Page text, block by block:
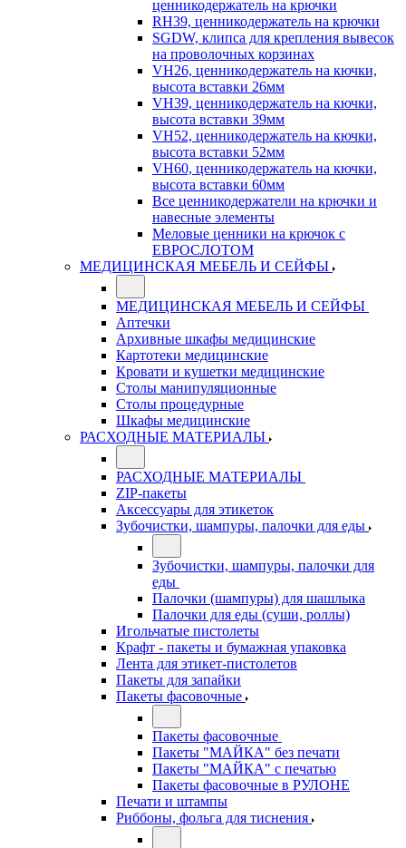
ценникодержатель на крючки
RH39, ценникодержатель на крючки
SGDW, клипса для крепления вывесок
на проволочных корзинах
VH26, ценникодержатель на кючки,
высота вставки 26мм
VH39, ценникодержатель на кючки,
высота вставки 39мм
VH52, ценникодержатель на кючки,
высота вставки 52мм
VH60, ценникодержатель на кючки,
высота вставки 60мм
Все ценникодержатели на крючки и
навесные элементы
Меловые ценники на крючок с
ЕВРОСЛОТОМ
МЕДИЦИНСКАЯ МЕБЕЛЬ И СЕЙФЫ
МЕДИЦИНСКАЯ МЕБЕЛЬ И СЕЙФЫ
Аптечки
Архивные шкафы медицинские
Картотеки медицинские
Кровати и кушетки медицинские
Столы манипуляционные
Столы процедурные
Шкафы медицинские
РАСХОДНЫЕ МАТЕРИАЛЫ
РАСХОДНЫЕ МАТЕРИАЛЫ
ZIP-пакеты
Аксессуары для этикеток
Зубочистки, шампуры, палочки для еды
Зубочистки, шампуры, палочки для
еды
Палочки (шампуры) для шашлыка
Палочки для еды (суши, роллы)
Игольчатые пистолеты
Крафт - пакеты и бумажная упаковка
Лента для этикет-пистолетов
Пакеты для запайки
Пакеты фасовочные
Пакеты фасовочные
Пакеты "МАЙКА" без печати
Пакеты "МАЙКА" с печатью
Пакеты фасовочные в РУЛОНЕ
Печати и штампы
Риббоны, фольга для тиснения